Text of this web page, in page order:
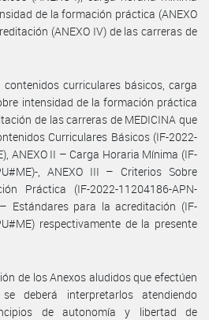
de la formación práctica (ANEXO
(ANEXO IV) de las carreras de
contenidos curriculares básicos, carga
intensidad de la formación práctica
de las carreras de MEDICINA que
Curriculares Básicos (IF-2022-
ANEXO II – Carga Horaria Mínima (IF-
, ANEXO III – Criterios Sobre
Práctica (IF-2022-11204186-APN-
Estándares para la acreditación (IF-
respectivamente de la presente
de los Anexos aludidos que efectúen
deberá interpretarlos atendiendo
de autonomía y libertad de